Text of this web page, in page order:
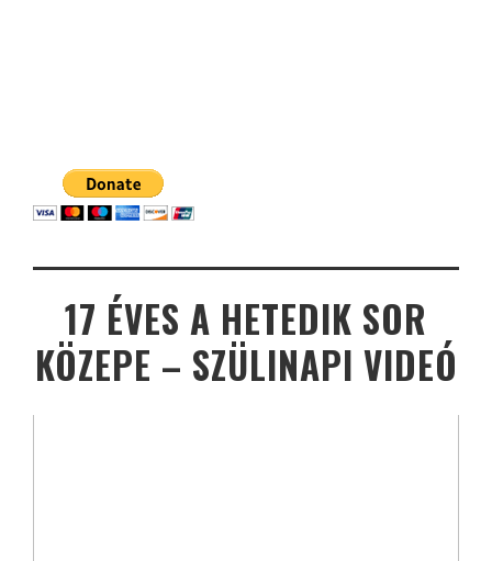
17 ÉVES A HETEDIK SOR
KÖZEPE – SZÜLINAPI VIDEÓ